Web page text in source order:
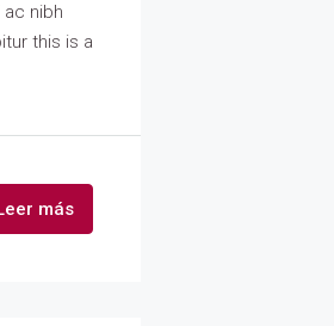
nibh
this is a
más